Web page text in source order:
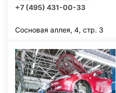
+7 (495) 431-00-33
Сосновая аллея, 4, стр. 3